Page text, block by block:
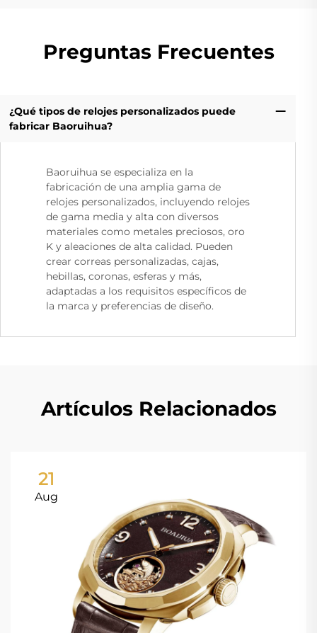
Preguntas Frecuentes
¿Qué tipos de relojes personalizados puede
fabricar Baoruihua?
Baoruihua se especializa en la
fabricación de una amplia gama de
relojes personalizados, incluyendo relojes
de gama media y alta con diversos
materiales como metales preciosos, oro
K y aleaciones de alta calidad. Pueden
crear correas personalizadas, cajas,
hebillas, coronas, esferas y más,
adaptadas a los requisitos específicos de
la marca y preferencias de diseño.
Artículos Relacionados
21
Aug